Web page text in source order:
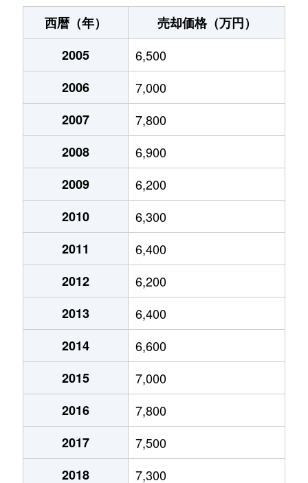
池尻
72,000万円 池尻大橋
池尻
16,000万円 池尻大橋
260,000万円
宇奈根
5,400万円
宇奈根
6,800万円
宇奈根
3,500万円
宇奈根
6,200万円
宇奈根
6,500万円
宇奈根
6,500万円
3,300万円
10,000万円
5,700万円
5,300万円
西暦（年）
売却価格（万円）
2005
6,500
2006
7,000
2007
7,800
2008
6,900
2009
6,200
2010
6,300
2011
6,400
2012
6,200
2013
6,400
2014
6,600
2015
7,000
2016
7,800
2017
7,500
2018
7,300